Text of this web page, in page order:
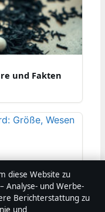
und Fakten
diese Website zu
Analyse- und Werbe-
Berichterstattung zu
und